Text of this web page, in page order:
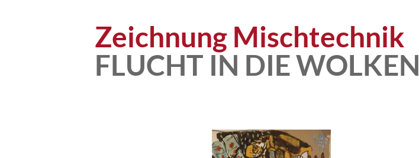
Zeichnung Mischtechnik
FLUCHT IN DIE WOLKEN